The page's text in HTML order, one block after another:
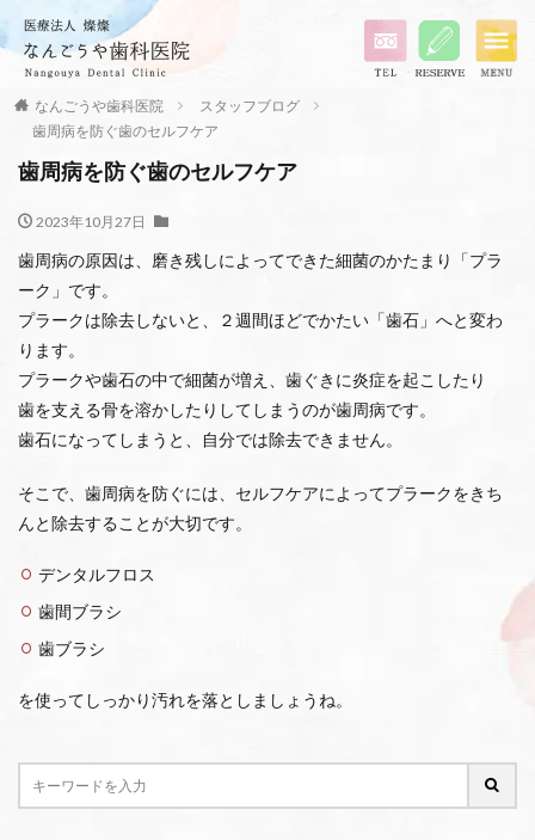
なんごうや歯科医院
スタッフブログ
歯周病を防ぐ歯のセルフケア
歯周病を防ぐ歯のセルフケア
2023年10月27日
歯周病の原因は、磨き残しによってできた細菌のかたまり「プラ
ーク」です。
プラークは除去しないと、２週間ほどでかたい「歯石」へと変わ
ります。
プラークや歯石の中で細菌が増え、歯ぐきに炎症を起こしたり
歯を支える骨を溶かしたりしてしまうのが歯周病です。
歯石になってしまうと、自分では除去できません。
そこで、歯周病を防ぐには、セルフケアによってプラークをきち
んと除去することが大切です。
デンタルフロス
歯間ブラシ
歯ブラシ
を使ってしっかり汚れを落としましょうね。